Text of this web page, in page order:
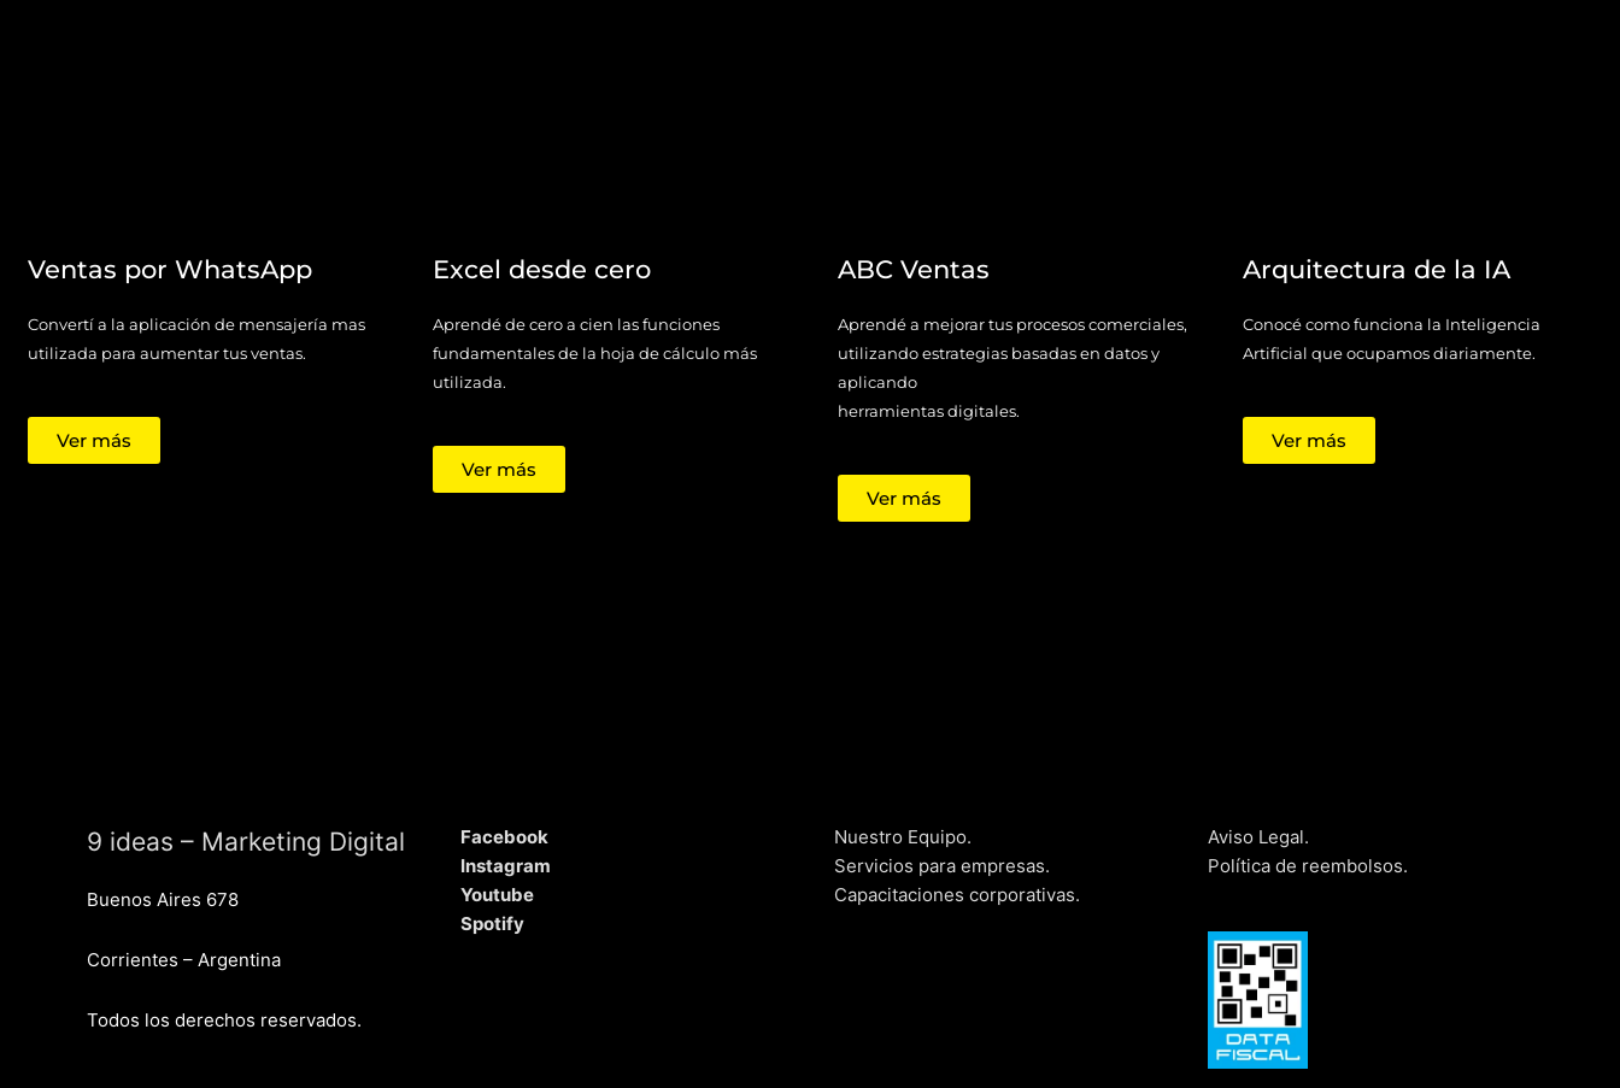
Ventas por WhatsApp
Convertí a la aplicación de mensajería mas
utilizada para aumentar tus ventas.
Ver más
Excel desde cero
Aprendé de cero a cien las funciones
fundamentales de la hoja de cálculo más
utilizada.
Ver más
ABC Ventas
Aprendé a mejorar tus procesos comerciales,
utilizando estrategias basadas en datos y
aplicando
herramientas digitales.
Ver más
Arquitectura de la IA
Conocé como funciona la Inteligencia
Artificial que ocupamos diariamente.
Ver más
9 ideas – Marketing Digital
Buenos Aires 678
Corrientes – Argentina
Todos los derechos reservados.
Facebook
Instagram
Youtube
Spotify
Nuestro Equipo.
Servicios para empresas.
Capacitaciones corporativas.
Aviso Legal.
Política de reembolsos.